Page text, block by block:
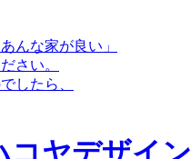
んな家が良い」
さい。
したら、